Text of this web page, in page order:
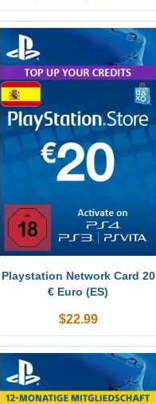
Playstation Network Card 20
€ Euro (ES)
$22.99